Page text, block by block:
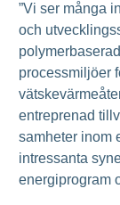
”Vi ser många
och
processmiljöer
entreprenad
samheter inom
intressanta
energiprogram